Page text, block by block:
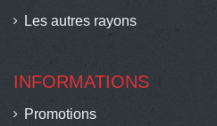
Les autres rayons
INFORMATIONS
Promotions